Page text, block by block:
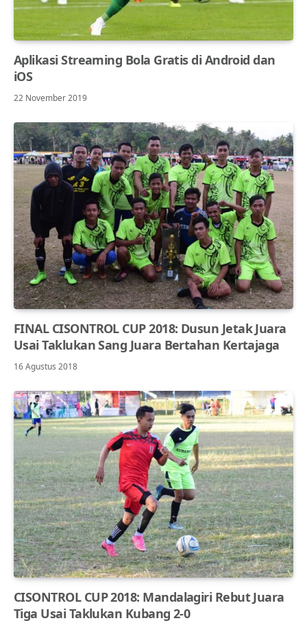
Aplikasi Streaming Bola Gratis di Android dan
iOS
22 November 2019
FINAL CISONTROL CUP 2018: Dusun Jetak Juara
Usai Taklukan Sang Juara Bertahan Kertajaga
16 Agustus 2018
CISONTROL CUP 2018: Mandalagiri Rebut Juara
Tiga Usai Taklukan Kubang 2-0